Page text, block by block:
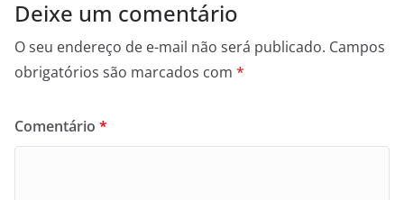
Deixe um comentário
O seu endereço de e-mail não será publicado. Campos
obrigatórios são marcados com *
Comentário *